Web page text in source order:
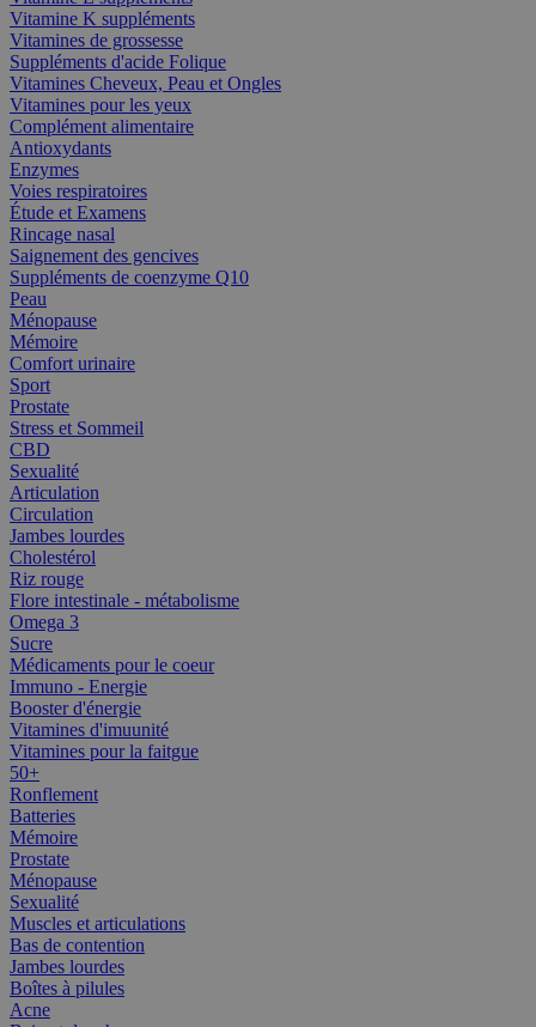
Vitamine K suppléments
Vitamines de grossesse
Suppléments d'acide Folique
Vitamines Cheveux, Peau et Ongles
Vitamines pour les yeux
Complément alimentaire
Antioxydants
Enzymes
Voies respiratoires
Étude et Examens
Rincage nasal
Saignement des gencives
Suppléments de coenzyme Q10
Peau
Ménopause
Mémoire
Comfort urinaire
Sport
Prostate
Stress et Sommeil
CBD
Sexualité
Articulation
Circulation
Jambes lourdes
Cholestérol
Riz rouge
Flore intestinale - métabolisme
Omega 3
Sucre
Médicaments pour le coeur
Immuno - Energie
Booster d'énergie
Vitamines d'imuunité
Vitamines pour la faitgue
50+
Ronflement
Batteries
Mémoire
Prostate
Ménopause
Sexualité
Muscles et articulations
Bas de contention
Jambes lourdes
Boîtes à pilules
Acne